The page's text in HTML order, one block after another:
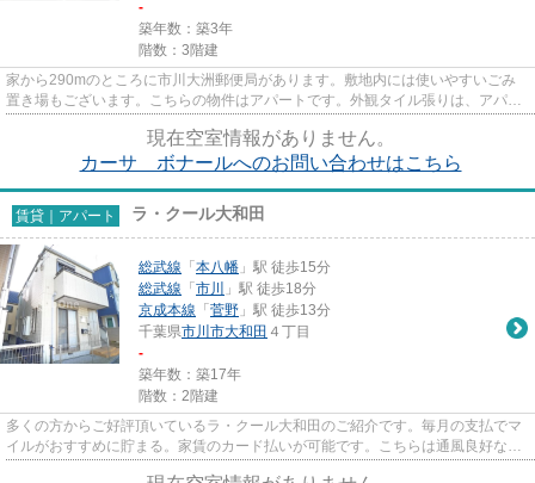
-
築年数：築3年
階数：3階建
家から290mのところに市川大洲郵便局があります。敷地内には使いやすいごみ
置き場もございます。こちらの物件はアパートです。外観タイル張りは、アパー
現在空室情報がありません。
カーサ ボナールへのお問い合わせはこちら
賃貸｜アパート ラ・クール大和田
総武線 「 本八幡 」駅 徒歩15分
総武線 「 市川
」駅 徒歩18分
京成本線 「 菅野 」駅 徒歩13分
千葉県市川市大和田 ４丁目
-
築年数：築17年
階数：2階建
多くの方からご好評頂いているラ・クール大和田のご紹介です。毎月の支払でマ
イルがおすすめに貯まる。家賃のカード払いが可能です。こちらは通風良好な物